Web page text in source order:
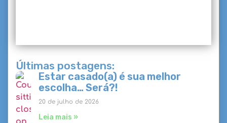
Últimas postagens:
Estar casado(a) é sua melhor
escolha… Será?!
20 de julho de 2026
Leia mais »